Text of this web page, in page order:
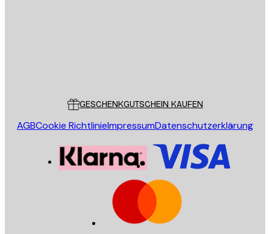
GESCHENKGUTSCHEIN KAUFEN
AGBCookie RichtlinieImpressumDatenschutzerklärung